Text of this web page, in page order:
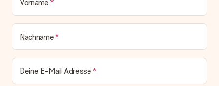
Vorname
Nachname
Deine E-Mail Adresse